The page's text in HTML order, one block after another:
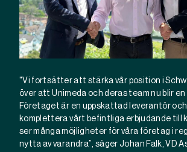
"Vi fortsätter att stärka vår position i
över att Unimeda och deras team nu blir en
Företaget är en uppskattad leverantör
komplettera vårt befintliga erbjudande till
ser många möjligheter för våra företag i
nytta av varandra”, säger Johan Falk, VD